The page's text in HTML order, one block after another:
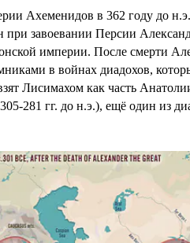
Ахеменидов в 362 году до
при завоевании Персии
империи. После смерти
в войнах диадохов,
Лисимахом как часть
281 гг. до н.э.), ещё один из